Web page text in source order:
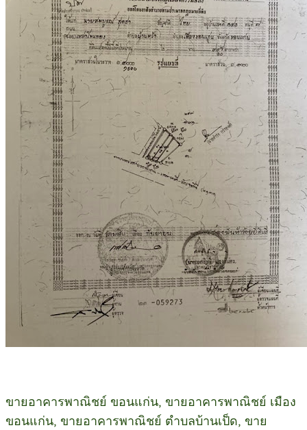
ขายอาคารพาณิชย์ ขอนแก่น, ขายอาคารพาณิชย์ เมือง
ขอนแก่น, ขายอาคารพาณิชย์ ตำบลบ้านเป็ด, ขาย